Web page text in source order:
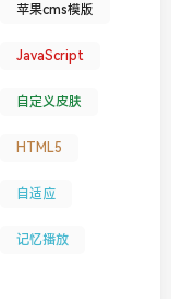
苹果cms模版
JavaScript
自定义皮肤
HTML5
自适应
记忆播放